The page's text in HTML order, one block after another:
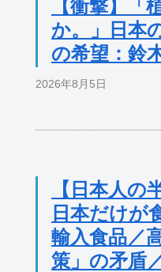
【衝撃】「
か。」日本
の希望：鈴
2026年8月5日
【日本人の
日本だけが
輸入食品／
策」の矛盾